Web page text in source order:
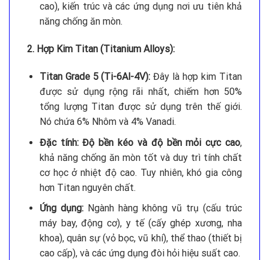
cao), kiến trúc và các ứng dụng nơi ưu tiên khả
năng chống ăn mòn.
2. Hợp Kim Titan (Titanium Alloys):
Titan Grade 5 (Ti-6Al-4V): Đây là hợp kim Titan
được sử dụng rộng rãi nhất, chiếm hơn 50%
tổng lượng Titan được sử dụng trên thế giới.
Nó chứa 6% Nhôm và 4% Vanadi.
Đặc tính: Độ bền kéo và độ bền mỏi cực cao,
khả năng chống ăn mòn tốt và duy trì tính chất
cơ học ở nhiệt độ cao. Tuy nhiên, khó gia công
hơn Titan nguyên chất.
Ứng dụng:Ngành hàng không vũ trụ (cấu trúc
máy bay, động cơ), y tế (cấy ghép xương, nha
khoa), quân sự (vỏ bọc, vũ khí), thể thao (thiết bị
cao cấp), và các ứng dụng đòi hỏi hiệu suất cao.